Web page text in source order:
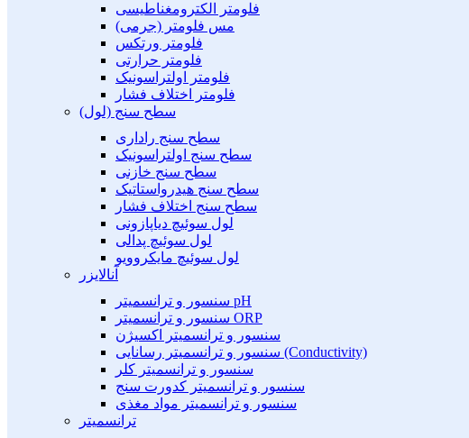
فلومتر الکترومغناطیسی
مس فلومتر (جرمی)
فلومتر ورتکس
فلومتر حرارتی
فلومتر اولتراسونیک
فلومتر اختلاف فشار
سطح سنج (لول)
سطح سنج راداری
سطح سنج اولتراسونیک
سطح سنج خازنی
سطح سنج هیدرواستاتیک
سطح سنج اختلاف فشار
لول سوئیچ دیاپازونی
لول سوئیچ پدالی
لول سوئیچ مایکروویو
آنالایزر
سنسور و ترانسمیتر pH
سنسور و ترانسمیتر ORP
سنسور و ترانسمیتر اکسیژن
سنسور و ترانسمیتر رسانایی (Conductivity)
سنسور و ترانسمیتر کلر
سنسور و ترانسمیتر کدورت سنج
سنسور و ترانسمیتر مواد مغذی
ترانسمیتر